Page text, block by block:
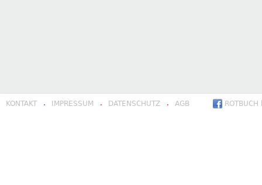
KONTAKT · IMPRESSUM · DATENSCHUTZ · AGB